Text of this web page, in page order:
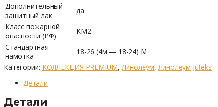
Дополнительный
защитный лак
да
Класс пожарной
опасности (РФ)
КМ2
Стандартная
намотка
18-26 (4м — 18-24) М
Категории: КОЛЛЕКЦИЯ PREMIUM, Линолеум, Линолеум Juteks
Детали
Детали